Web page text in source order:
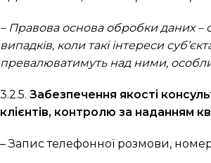
– Правова основа обробки даних –
випадків, коли такі інтереси
превалюватимуть над ними,
3.2.5. Забезпечення якості
клієнтів, контролю за наданням
– Запис телефонної розмови,